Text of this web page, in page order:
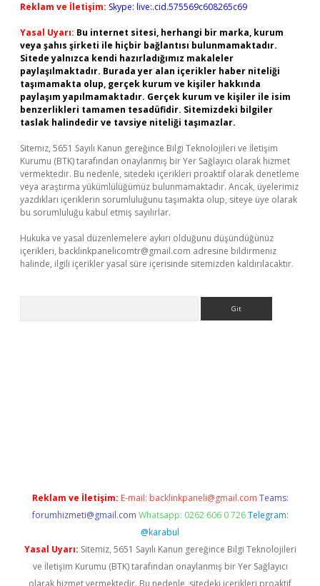
Reklam ve İletişim: Skype: live:.cid.575569c608265c69
Yasal Uyarı: Bu internet sitesi, herhangi bir marka, kurum
veya şahıs şirketi ile hiçbir bağlantısı bulunmamaktadır.
Sitede yalnızca kendi hazırladığımız makaleler
paylaşılmaktadır. Burada yer alan içerikler haber niteliği
taşımamakta olup, gerçek kurum ve kişiler hakkında
paylaşım yapılmamaktadır. Gerçek kurum ve kişiler ile isim
benzerlikleri tamamen tesadüfidir. Sitemizdeki bilgiler
taslak halindedir ve tavsiye niteliği taşımazlar.
Sitemiz, 5651 Sayılı Kanun gereğince Bilgi Teknolojileri ve İletişim
Kurumu (BTK) tarafından onaylanmış bir Yer Sağlayıcı olarak hizmet
vermektedir. Bu nedenle, sitedeki içerikleri proaktif olarak denetleme
veya araştırma yükümlülüğümüz bulunmamaktadır. Ancak, üyelerimiz
yazdıkları içeriklerin sorumluluğunu taşımakta olup, siteye üye olarak
bu sorumluluğu kabul etmiş sayılırlar.
Hukuka ve yasal düzenlemelere aykırı olduğunu düşündüğünüz
içerikleri, backlinkpanelicomtr@gmail.com adresine bildirmeniz
halinde, ilgili içerikler yasal süre içerisinde sitemizden kaldırılacaktır.
Reklam ve İletişim: E-mail: backlinkpaneli@gmail.com Teams:
forumhizmeti@gmail.com Whatsapp: 0262 606 0 726 Telegram:
@karabul
Yasal Uyarı: Sitemiz, 5651 Sayılı Kanun gereğince Bilgi Teknolojileri
ve İletişim Kurumu (BTK) tarafından onaylanmış bir Yer Sağlayıcı
olarak hizmet vermektedir. Bu nedenle, sitedeki içerikleri proaktif